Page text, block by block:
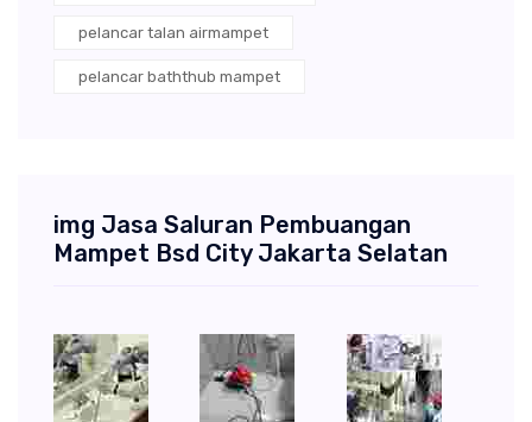
pelancar talan airmampet
pelancar baththub mampet
img Jasa Saluran Pembuangan
Mampet Bsd City Jakarta Selatan